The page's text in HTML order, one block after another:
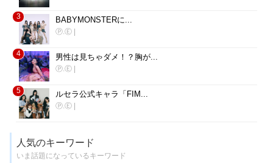
3 BABYMONSTERに...
Ⓟ.Ⓔ
4 男性は見ちゃダメ！？胸が...
Ⓟ.Ⓔ
5 ルセラ公式キャラ「FIM...
Ⓟ.Ⓔ
人気のキーワード
いま話題になっているキーワード